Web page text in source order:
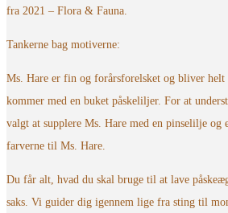
fra 2021 – Flora & Fauna.
Tankerne bag motiverne:
Ms. Hare er fin og forårsforelsket og bliver helt
kommer med en buket påskeliljer. For at
valgt at supplere Ms. Hare med en pinselilje og
farverne til Ms. Hare.
Du får alt, hvad du skal bruge til at lave
saks. Vi guider dig igennem lige fra sting til